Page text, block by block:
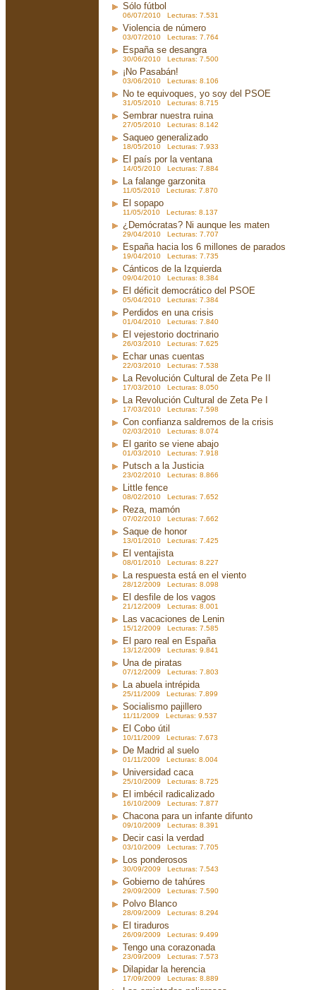
Sólo fútbol
06/07/2010 Lecturas: 7.531
Violencia de número
03/07/2010 Lecturas: 7.764
España se desangra
30/06/2010 Lecturas: 7.500
¡No Pasabán!
03/06/2010 Lecturas: 8.106
No te equivoques, yo soy del PSOE
31/05/2010 Lecturas: 8.715
Sembrar nuestra ruina
27/05/2010 Lecturas: 8.142
Saqueo generalizado
18/05/2010 Lecturas: 7.933
El país por la ventana
14/05/2010 Lecturas: 7.884
La falange garzonita
11/05/2010 Lecturas: 7.870
El sopapo
11/05/2010 Lecturas: 8.137
¿Demócratas? Ni aunque les maten
29/04/2010 Lecturas: 7.707
España hacia los 6 millones de parados
19/04/2010 Lecturas: 7.735
Cánticos de la Izquierda
09/04/2010 Lecturas: 8.384
El déficit democrático del PSOE
05/04/2010 Lecturas: 7.384
Perdidos en una crisis
01/04/2010 Lecturas: 7.840
El vejestorio doctrinario
26/03/2010 Lecturas: 7.625
Echar unas cuentas
22/03/2010 Lecturas: 7.538
La Revolución Cultural de Zeta Pe II
17/03/2010 Lecturas: 8.050
La Revolución Cultural de Zeta Pe I
17/03/2010 Lecturas: 7.598
Con confianza saldremos de la crisis
02/03/2010 Lecturas: 8.074
El garito se viene abajo
01/03/2010 Lecturas: 7.918
Putsch a la Justicia
23/02/2010 Lecturas: 8.866
Little fence
08/02/2010 Lecturas: 7.652
Reza, mamón
07/02/2010 Lecturas: 7.662
Saque de honor
13/01/2010 Lecturas: 7.425
El ventajista
08/01/2010 Lecturas: 8.227
La respuesta está en el viento
28/12/2009 Lecturas: 8.098
El desfile de los vagos
21/12/2009 Lecturas: 8.001
Las vacaciones de Lenin
15/12/2009 Lecturas: 7.585
El paro real en España
13/12/2009 Lecturas: 9.841
Una de piratas
07/12/2009 Lecturas: 7.803
La abuela intrépida
25/11/2009 Lecturas: 7.899
Socialismo pajillero
11/11/2009 Lecturas: 9.537
El Cobo útil
10/11/2009 Lecturas: 7.673
De Madrid al suelo
01/11/2009 Lecturas: 8.004
Universidad caca
25/10/2009 Lecturas: 8.725
El imbécil radicalizado
16/10/2009 Lecturas: 7.877
Chacona para un infante difunto
09/10/2009 Lecturas: 8.391
Decir casi la verdad
03/10/2009 Lecturas: 7.705
Los ponderosos
30/09/2009 Lecturas: 7.543
Gobierno de tahúres
29/09/2009 Lecturas: 7.590
Polvo Blanco
28/09/2009 Lecturas: 8.294
El tiraduros
26/09/2009 Lecturas: 9.499
Tengo una corazonada
23/09/2009 Lecturas: 7.573
Dilapidar la herencia
17/09/2009 Lecturas: 8.889